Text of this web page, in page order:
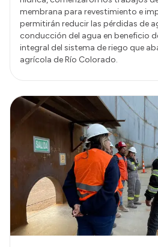
membrana para revestimiento e
permitirán reducir las pérdidas de
conducción del agua en beneficio
integral del sistema de riego que
agrícola de Río Colorado.